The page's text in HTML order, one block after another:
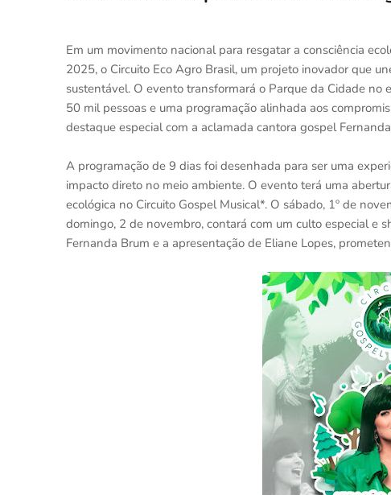
Em um movimento nacional para resgatar a consciência
2025, o Circuito Eco Agro Brasil, um projeto inovador que
sustentável. O evento transformará o Parque da Cidade
50 mil pessoas e uma programação alinhada aos
destaque especial com a aclamada cantora gospel
A programação de 9 dias foi desenhada para ser uma
impacto direto no meio ambiente. O evento terá uma
ecológica no Circuito Gospel Musical*. O sábado, 1º de
domingo, 2 de novembro, contará com um culto especial e
Fernanda Brum e a apresentação de Eliane Lopes,